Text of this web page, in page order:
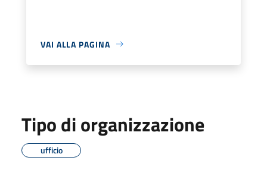
VAI ALLA PAGINA
Tipo di organizzazione
ufficio